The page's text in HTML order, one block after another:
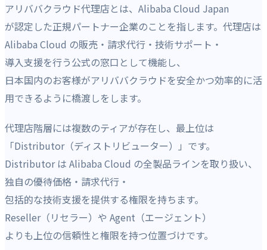
アリババクラウド代理店とは、Alibaba Cloud Japan
が認定した正規パートナー企業のことを指します。代理店は
Alibaba Cloud の販売・請求代行・技術サポート・
導入支援を行う公式の窓口として機能し、
日本国内のお客様がアリババクラウドを安全かつ効率的に活
用できるように橋渡しをします。
代理店階層には複数のティアが存在し、最上位は
「Distributor（ディストリビューター）」です。
Distributor は Alibaba Cloud の全製品ラインを取り扱い、
独自の優待価格・請求代行・
包括的な技術支援を提供する権限を持ちます。
Reseller（リセラー）や Agent（エージェント）
よりも上位の信頼性と権限を持つ位置づけです。